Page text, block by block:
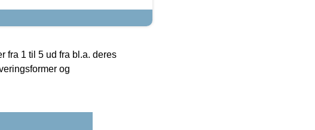
fra 1 til 5 ud fra bl.a. deres
og